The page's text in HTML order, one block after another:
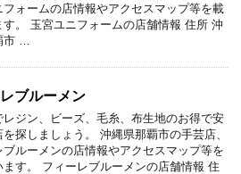
フォームの店情報やアクセスマップ等を載
す。 玉宮ユニフォームの店舗情報 住所 沖
市 …
ブルーメン
レジン、ビーズ、毛糸、布生地のお得で安
を探しましょう。 沖縄県那覇市の手芸店、
ブルーメンの店情報やアクセスマップ等を
ます。 フィーレブルーメンの店舗情報 住